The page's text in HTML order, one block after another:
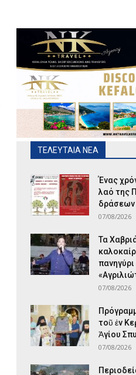
ΤΕΛΕΥΤΑΙΑ ΝΕΑ
Ένας
λαό της
δράσεων
07/08/2026
Τα
πανηγύρι
07/08/2026
τοῦ ἐν
Ἁγίου
07/08/2026